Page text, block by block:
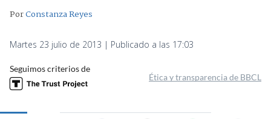
PorConstanza Reyes
Martes 23 julio de 2013 | Publicado a las 17:03
Seguimos criterios de
Ética y transparencia de BBCL